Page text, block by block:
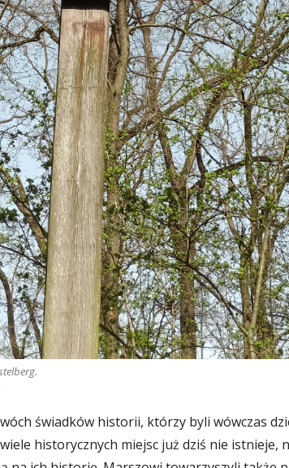
świadków historii, którzy byli wówczas
historycznych miejsc już dziś nie istnieje,